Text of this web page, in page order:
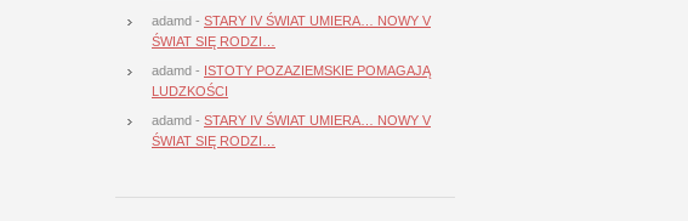
adamd - STARY IV ŚWIAT UMIERA… NOWY V
ŚWIAT SIĘ RODZI…
adamd - ISTOTY POZAZIEMSKIE POMAGAJĄ
LUDZKOŚCI
adamd - STARY IV ŚWIAT UMIERA… NOWY V
ŚWIAT SIĘ RODZI…